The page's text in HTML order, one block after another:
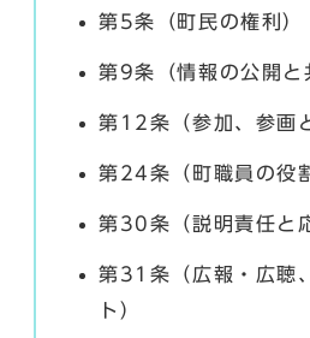
第5条（町民の権利）
第9条（情報の公開と
第12条（参加、参画
第24条（町職員の役
第30条（説明責任と
第31条（広報・広聴
ト）